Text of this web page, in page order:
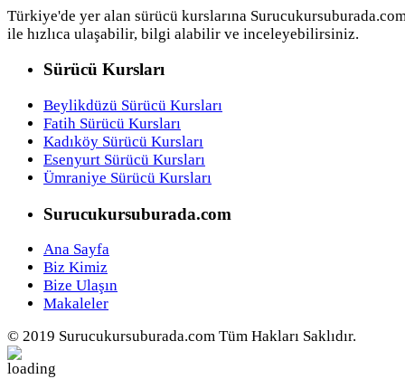
Türkiye'de yer alan sürücü kurslarına
ile hızlıca ulaşabilir, bilgi alabilir ve inceleyebilirsiniz.
Sürücü Kursları
Beylikdüzü Sürücü Kursları
Fatih Sürücü Kursları
Kadıköy Sürücü Kursları
Esenyurt Sürücü Kursları
Ümraniye Sürücü Kursları
Surucukursuburada.com
Ana Sayfa
Biz Kimiz
Bize Ulaşın
Makaleler
© 2019 Surucukursuburada.com Tüm Hakları Saklıdır.